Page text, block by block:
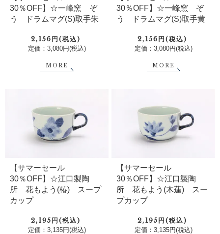
30％OFF】☆一峰窯 ぞ
う ドラムマグ(S)取手朱
2,156円(税込)
定価：3,080円(税込)
MORE
30％OFF】☆一峰窯 ぞ
う ドラムマグ(S)取手黄
2,156円(税込)
定価：3,080円(税込)
MORE
【サマーセール
30％OFF】☆江口製陶
所 花もよう(椿) スープ
カップ
2,195円(税込)
定価：3,135円(税込)
【サマーセール
30％OFF】☆江口製陶
所 花もよう(木蓮) スー
プカップ
2,195円(税込)
定価：3,135円(税込)